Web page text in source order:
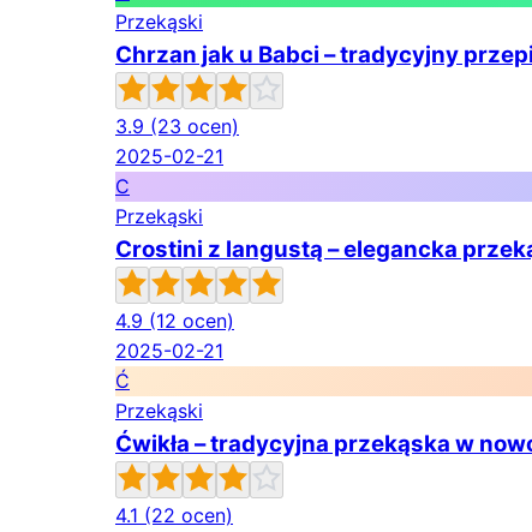
Przekąski
Chrzan jak u Babci – tradycyjny
3.9 (23 ocen)
2025-02-21
C
Przekąski
Crostini z langustą – elegancka
4.9 (12 ocen)
2025-02-21
Ć
Przekąski
Ćwikła – tradycyjna przekąska w
4.1 (22 ocen)